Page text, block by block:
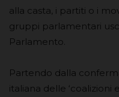
alla casta, i partiti o i
gruppi parlamentari
Parlamento.
Partendo dalla
italiana delle ‘coalizioni